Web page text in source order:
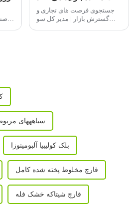
جستجوی فرصت های تجاری و
گسترش بازار | مدیر کل سو
سیاهههای
بلک کولیبیا آلبومینوزا
قارچ مخلوط پخته شده کامل
قارچ شیتاکه خشک فله